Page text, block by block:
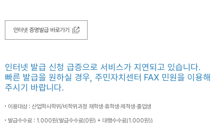
인터넷 증명발급 바로가기
인터넷 발급 신청 급증으로 서비스가 지연되고 있습니다.
빠른 발급을 원하실 경우, 주민자치센터 FAX 민원을 이용해
주시기 바랍니다.
이용대상 : 산업학사학위/비학위과정 재학생·휴학생·제적생·졸업생
발급수수료 : 1,000원(발급수수료(0원) + 대행수수료(1,000원))